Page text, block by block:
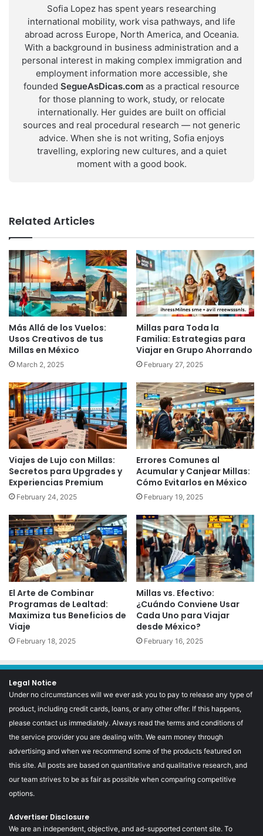
Sofia Lopez has spent years researching
international mobility, work visa pathways, and life
abroad across Europe, North America, and Oceania.
With a background in business administration and a
personal interest in making complex immigration and
employment information more accessible, she
founded SegueAsDicas.com as a practical resource
for those planning to work, study, or relocate
internationally. Her guides are built on official
sources and real procedural research — not generic
advice. When she is not writing, Sofia enjoys
travelling, exploring new cultures, and a quiet
moment with a good book.
Related Articles
Más Allá de los Vuelos:
Usos Creativos de tus
Millas en México
March 2, 2025
Millas para Toda la
Familia: Estrategias para
Viajar en Grupo Ahorrando
February 27, 2025
Viajes de Lujo con Millas:
Secretos para Upgrades y
Experiencias Premium
February 24, 2025
Errores Comunes al
Acumular y Canjear Millas:
Cómo Evitarlos en México
February 19, 2025
El Arte de Combinar
Programas de Lealtad:
Maximiza tus Beneficios de
Viaje
February 18, 2025
Millas vs. Efectivo:
¿Cuándo Conviene Usar
Cada Uno para Viajar
desde México?
February 16, 2025
Legal Notice
Under no circumstances will we ever ask you to pay to release any type of
product, including credit cards, loans, or any other offer. If this happens,
please contact us immediately. Always read the terms and conditions of
the service provider you are dealing with. We earn money through
advertising and when we recommend some of the products featured on
this site. All posts are based on quantitative and qualitative research, and
our team strives to be as fair as possible when comparing competitive
options.
Advertiser Disclosure
We are an independent, objective, and ad-supported content site. To